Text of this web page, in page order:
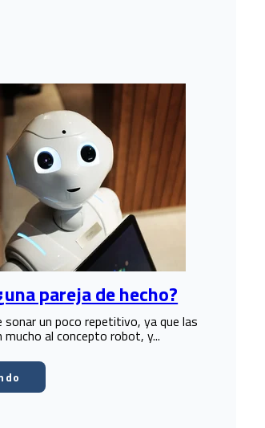
pareja de hecho?
sonar un poco repetitivo, ya que las
mucho al concepto robot, y...